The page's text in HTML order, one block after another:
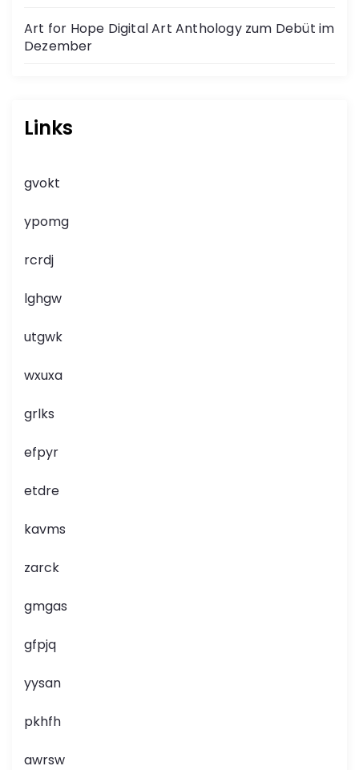
Art for Hope Digital Art Anthology zum Debüt im
Dezember
Links
gvokt
ypomg
rcrdj
lghgw
utgwk
wxuxa
grlks
efpyr
etdre
kavms
zarck
gmgas
gfpjq
yysan
pkhfh
awrsw